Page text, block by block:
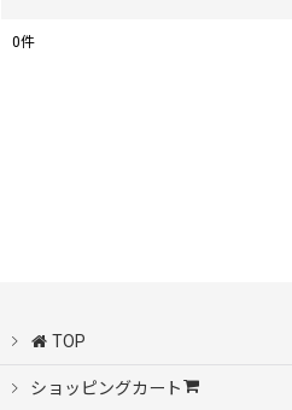
0件
TOP
ショッピングカート